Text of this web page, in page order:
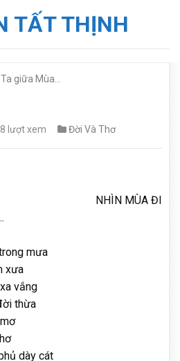
TẤT THỊNH
Ta giữa Mùa…
lượt xem Đời Và Thơ
NHÌN MÙA ĐI
mưa
xưa
vắng
thừa
dày cát